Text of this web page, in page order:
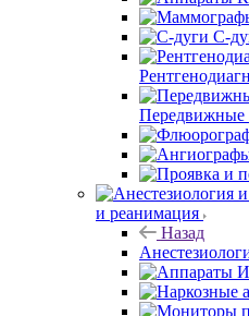
С-
Передвижные
и реанимация
Назад